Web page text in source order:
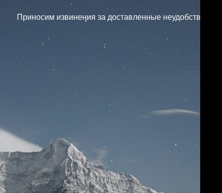
Приносим извинения за доставленные неудобства